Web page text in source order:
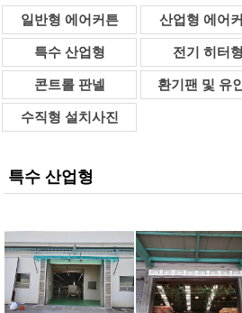
일반형 에어커튼 산업형 에어
특수 산업형 전기 히터형
콘트롤 판넬 환기팬 및 유
수직형 설치사진
특수 산업형